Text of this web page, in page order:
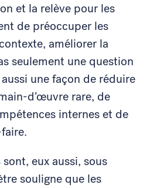
et la relève pour les
de préoccuper les
améliorer la
seulement une question
une façon de réduire
d’œuvre rare, de
internes et de
eux aussi, sous
souligne que les